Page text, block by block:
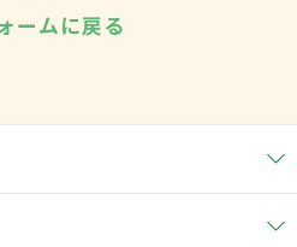
ームに戻る